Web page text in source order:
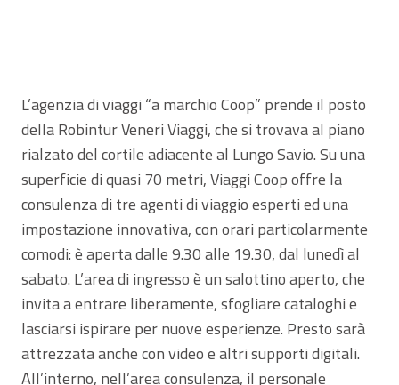
L’agenzia di viaggi “a marchio Coop” prende il posto
della Robintur Veneri Viaggi, che si trovava al piano
rialzato del cortile adiacente al Lungo Savio. Su una
superficie di quasi 70 metri, Viaggi Coop offre la
consulenza di tre agenti di viaggio esperti ed una
impostazione innovativa, con orari particolarmente
comodi: è aperta dalle 9.30 alle 19.30, dal lunedì al
sabato. L’area di ingresso è un salottino aperto, che
invita a entrare liberamente, sfogliare cataloghi e
lasciarsi ispirare per nuove esperienze. Presto sarà
attrezzata anche con video e altri supporti digitali.
All’interno, nell’area consulenza, il personale